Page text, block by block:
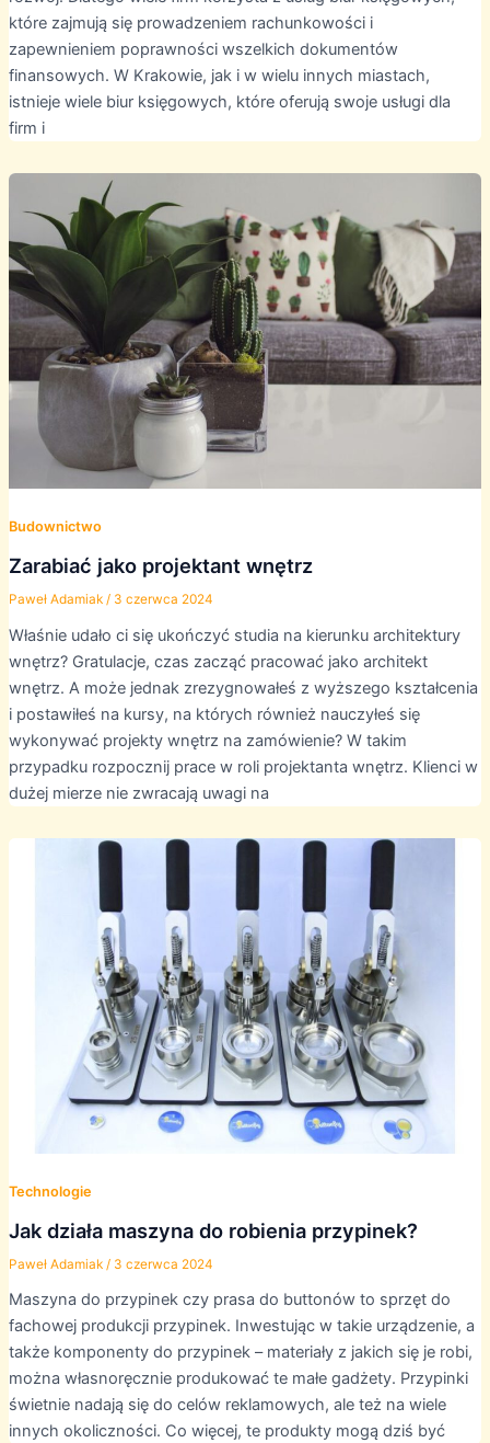
które zajmują się prowadzeniem rachunkowości i
zapewnieniem poprawności wszelkich dokumentów
finansowych. W Krakowie, jak i w wielu innych miastach,
istnieje wiele biur księgowych, które oferują swoje usługi dla
firm i
Budownictwo
Zarabiać jako projektant wnętrz
Paweł Adamiak / 3 czerwca 2024
Właśnie udało ci się ukończyć studia na kierunku architektury
wnętrz? Gratulacje, czas zacząć pracować jako architekt
wnętrz. A może jednak zrezygnowałeś z wyższego kształcenia
i postawiłeś na kursy, na których również nauczyłeś się
wykonywać projekty wnętrz na zamówienie? W takim
przypadku rozpocznij prace w roli projektanta wnętrz. Klienci w
dużej mierze nie zwracają uwagi na
Technologie
Jak działa maszyna do robienia przypinek?
Paweł Adamiak / 3 czerwca 2024
Maszyna do przypinek czy prasa do buttonów to sprzęt do
fachowej produkcji przypinek. Inwestując w takie urządzenie, a
także komponenty do przypinek – materiały z jakich się je robi,
można własnoręcznie produkować te małe gadżety. Przypinki
świetnie nadają się do celów reklamowych, ale też na wiele
innych okoliczności. Co więcej, te produkty mogą dziś być